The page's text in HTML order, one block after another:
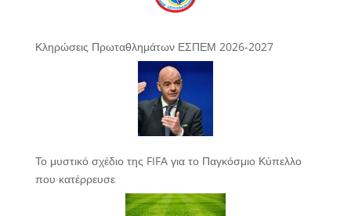
Κληρώσεις Πρωταθλημάτων ΕΣΠΕΜ 2026-2027
Το μυστικό σχέδιο της FIFA για το Παγκόσμιο Κύπελλο
που κατέρρευσε